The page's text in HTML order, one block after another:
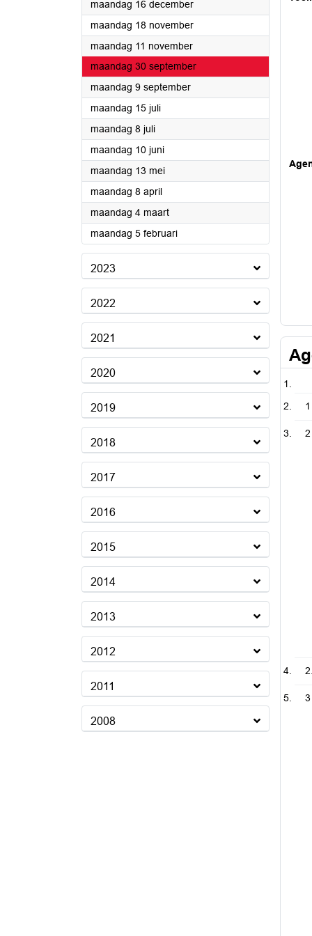
maandag 16 december2024
maandag 18 november2024
maandag 11 november2024
maandag 30 september2024
maandag 9 september2024
maandag 15 juli2024
maandag 8 juli2024
maandag 10 juni2024
maandag 13 mei2024
maandag 8 april2024
maandag 4 maart2024
maandag 5 februari2024
2023
2022
2021
2020
2019
2018
2017
2016
2015
2014
2013
2012
2011
2008
1
2
3